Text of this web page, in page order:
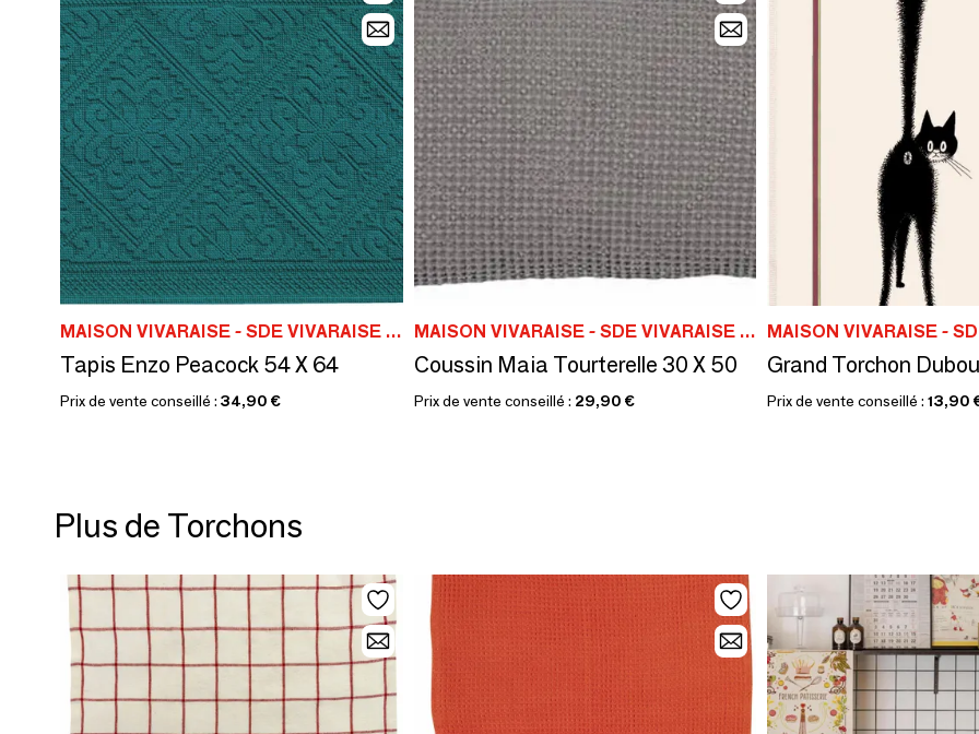
MAISON VIVARAISE - SDE VIVARAISE WINKLER
Tapis Enzo Peacock 54 X 64
Prix de vente conseillé : 34,90 €
MAISON VIVARAISE - SDE VIVARAISE WINKLER
Coussin Maia Tourterelle 30 X 50
Prix de vente conseillé : 29,90 € Prix de vente conseillé : 13,90
Plus de Torchons